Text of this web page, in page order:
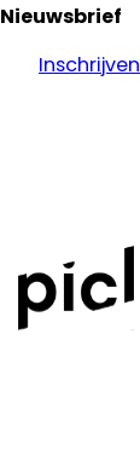
Nieuwsbrief
Inschrijven